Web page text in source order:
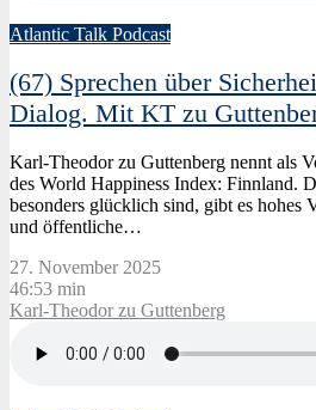
Atlantic Talk Podcast
(67) Sprechen über
Dialog. Mit KT zu
Karl-Theodor zu Guttenberg nennt als
des World Happiness Index: Finnland.
besonders glücklich sind, gibt es hohes
und öffentliche…
27. November 2025
46:53 min
Karl-Theodor zu Guttenberg